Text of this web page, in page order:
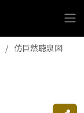
仿巨然聴泉図